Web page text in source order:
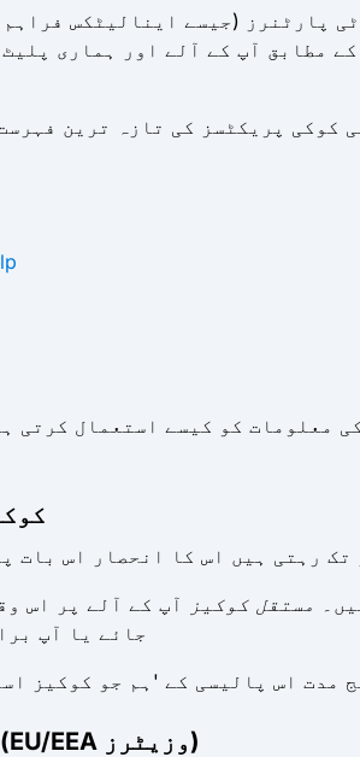
پارٹنرز (جیسے اینالیٹکس
مطابق آپ کے آلے اور ہماری
معلومات کو کیسے استعمال کرتی
3.
تک رہتی ہیں اس کا انحصار اس بات
مستقل کوکیز
آپ کے آلے پر اس
جائے یا آپ
مدت اس پالیسی کے 'ہم جو کوکیز
4. پروسیسنگ کے لیے قانونی بنیادیں (EU/EEA وزیٹرز)